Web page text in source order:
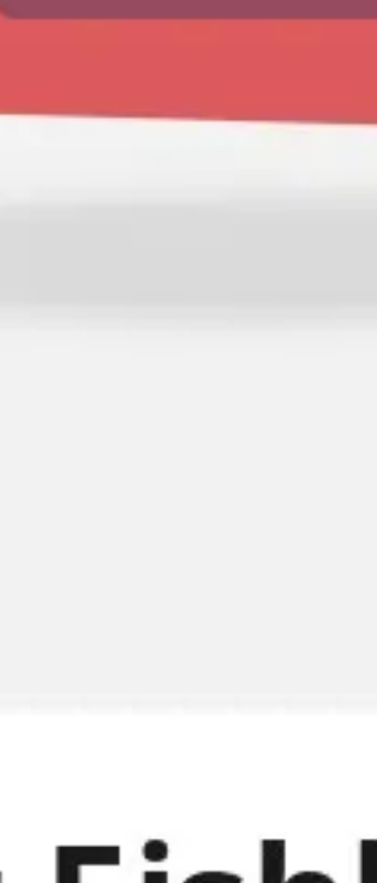
Strategia i planowanie